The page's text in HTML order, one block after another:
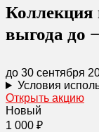
Коллекция
выгода до
до 30 сентября
Условия
Открыть акцию
Новый
1 000 ₽